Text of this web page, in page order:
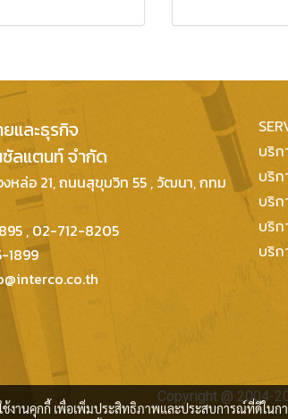
และธุรกิจ
ลแตนท์ จำกัด
หล่อ 21, ถนนสุขุมวิท 55 , วัฒนา, กทม
, 02-712-8205
1899
บริ
บริ
บริ
บริก
บริก
Copyright @ 2004-
ช้งานคุกกี้ เพื่อเพิ่มประสิทธิภาพและประสบการณ์ที่ดีในก